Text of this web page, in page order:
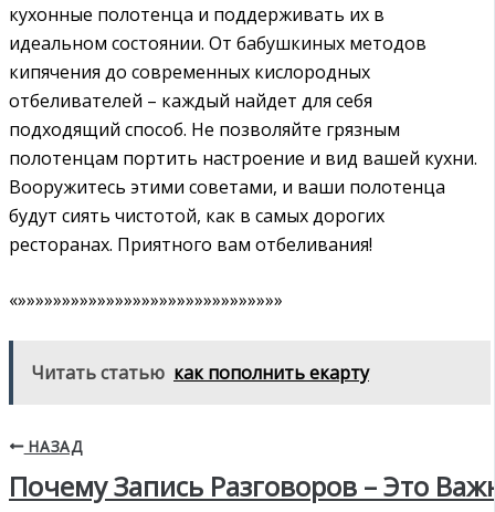
кухонные полотенца и поддерживать их в
идеальном состоянии. От бабушкиных методов
кипячения до современных кислородных
отбеливателей – каждый найдет для себя
подходящий способ. Не позволяйте грязным
полотенцам портить настроение и вид вашей кухни.
Вооружитесь этими советами, и ваши полотенца
будут сиять чистотой, как в самых дорогих
ресторанах. Приятного вам отбеливания!
«»»»»»»»»»»»»»»»»»»»»»»»»»»»»»»
Читать статью как пополнить екарту
НАЗАД
Почему Запись Разговоров – Это